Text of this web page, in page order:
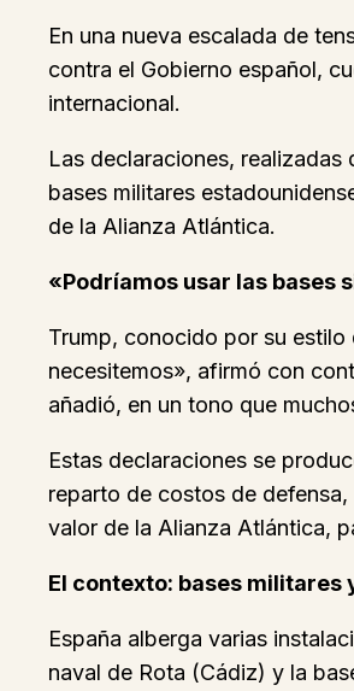
En una nueva escalada de
contra el Gobierno español,
internacional.
Las declaraciones,
bases militares
de la Alianza Atlántica.
«Podríamos usar las bases
Trump, conocido por su
necesitemos», afirmó con
añadió, en un tono que
Estas declaraciones se
reparto de costos de
valor de la Alianza Atlántica,
El contexto: bases militares
España alberga varias
naval de Rota (Cádiz) y la